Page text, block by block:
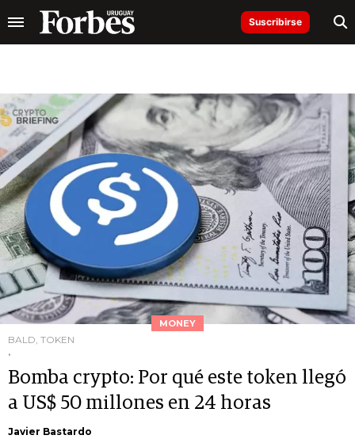
Suscribirse
MONEY
BALD, TOKEN
.
Bomba crypto: Por qué este token llegó
a US$ 50 millones en 24 horas
Javier Bastardo